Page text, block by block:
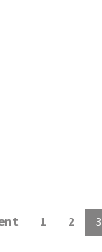
1 2 3